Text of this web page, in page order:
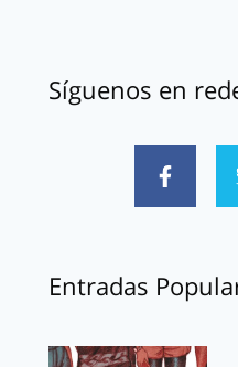
Síguenos en
Entradas